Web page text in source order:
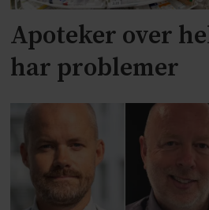
Apoteker over
har problemer